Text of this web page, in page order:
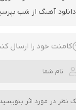
دانلود آهنگ از شب
کامنت خود را ارسال